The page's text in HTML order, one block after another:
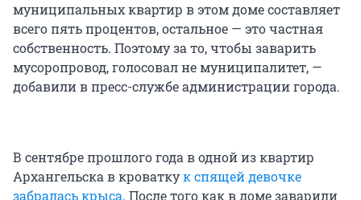
муниципальных квартир в этом доме составляет
всего пять процентов, остальное — это частная
собственность. Поэтому за то, чтобы заварить
мусоропровод, голосовал не муниципалитет, —
добавили в пресс-службе администрации города.
В сентябре прошлого года в одной из квартир
Архангельска в кроваткук спящей девочке
забралась крыса. После того как в доме заварили